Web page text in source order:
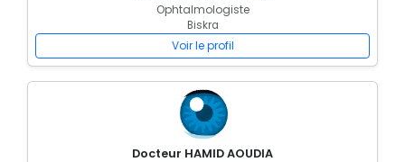
Ophtalmologiste
Biskra
Voir le profil
Docteur HAMID AOUDIA